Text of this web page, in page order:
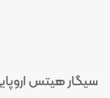
سیگار هیتس